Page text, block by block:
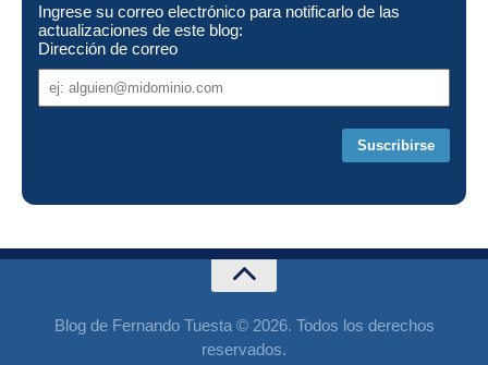
Ingrese su correo electrónico para notificarlo de las
actualizaciones de este blog:
Dirección de correo
de
Blog de Fernando Tuesta © 2026. Todos los derechos
reservados.